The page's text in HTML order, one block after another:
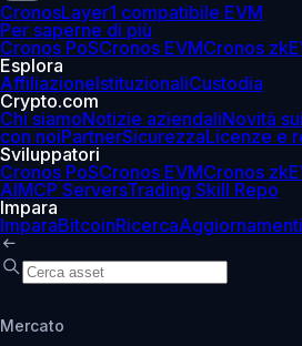
CronosLayer1 compatibile EVM
Per saperne di più
Cronos PoSCronos EVMCronos
Esplora
AffiliazioneIstituzionaliCustodia
Crypto.com
Chi siamoNotizie aziendaliNovità
con noiPartnerSicurezzaLicenze e
Sviluppatori
Cronos PoSCronos EVMCronos
AIMCP ServersTrading Skill Repo
Impara
ImparaBitcoinRicerca
Mercato